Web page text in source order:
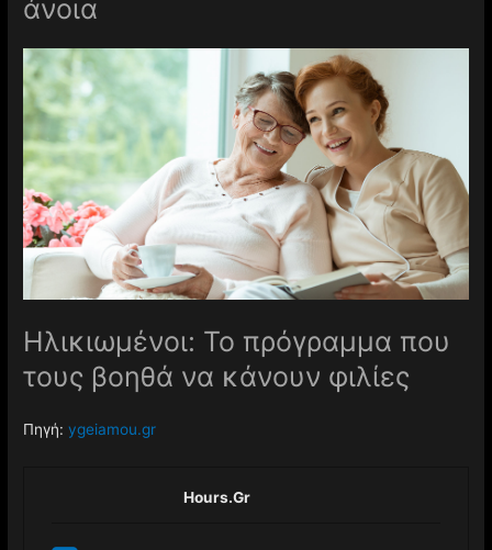
άνοια
Ηλικιωμένοι: Το πρόγραμμα που
τους βοηθά να κάνουν φιλίες
Πηγή:ygeiamou.gr
Hours.gr